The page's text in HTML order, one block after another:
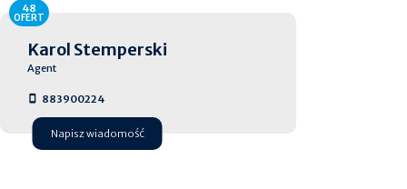
Karol Stemperski
Agent
883900224
Napisz wiadomość
48
OFERT